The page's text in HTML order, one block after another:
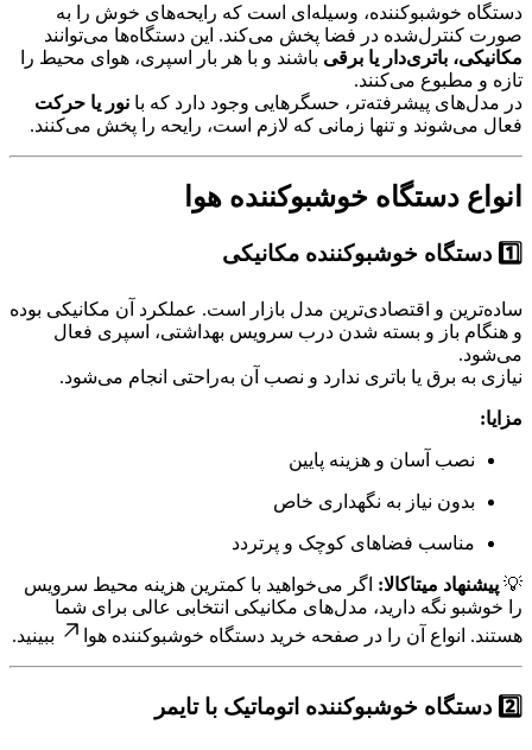
دستگاه خوشبوکننده، وسیله‌ای است که رایحه‌های خوش را به
صورت کنترل‌شده در فضا پخش می‌کند. این دستگاه‌ها می‌توانند
مکانیکی، باتری‌دار یا برقی باشند و با هر بار اسپری، هوای محیط را
تازه و مطبوع می‌کنند.
در مدل‌های پیشرفته‌تر، حسگرهایی وجود دارد که با نور یا حرکت
فعال می‌شوند و تنها زمانی که لازم است، رایحه را پخش می‌کنند.
انواع دستگاه خوشبوکننده هوا
1️⃣ دستگاه خوشبوکننده مکانیکی
ساده‌ترین و اقتصادی‌ترین مدل بازار است. عملکرد آن مکانیکی بوده
و هنگام باز و بسته شدن درب سرویس بهداشتی، اسپری فعال
می‌شود.
نیازی به برق یا باتری ندارد و نصب آن به‌راحتی انجام می‌شود.
مزایا:
نصب آسان و هزینه پایین
بدون نیاز به نگهداری خاص
مناسب فضاهای کوچک و پرتردد
💡 پیشنهاد میتاکالا: اگر می‌خواهید با کمترین هزینه محیط سرویس
را خوشبو نگه دارید، مدل‌های مکانیکی انتخابی عالی برای شما
هستند. انواع آن را در صفحه خرید دستگاه خوشبوکننده هوا ببینید.
2️⃣ دستگاه خوشبوکننده اتوماتیک با تایمر